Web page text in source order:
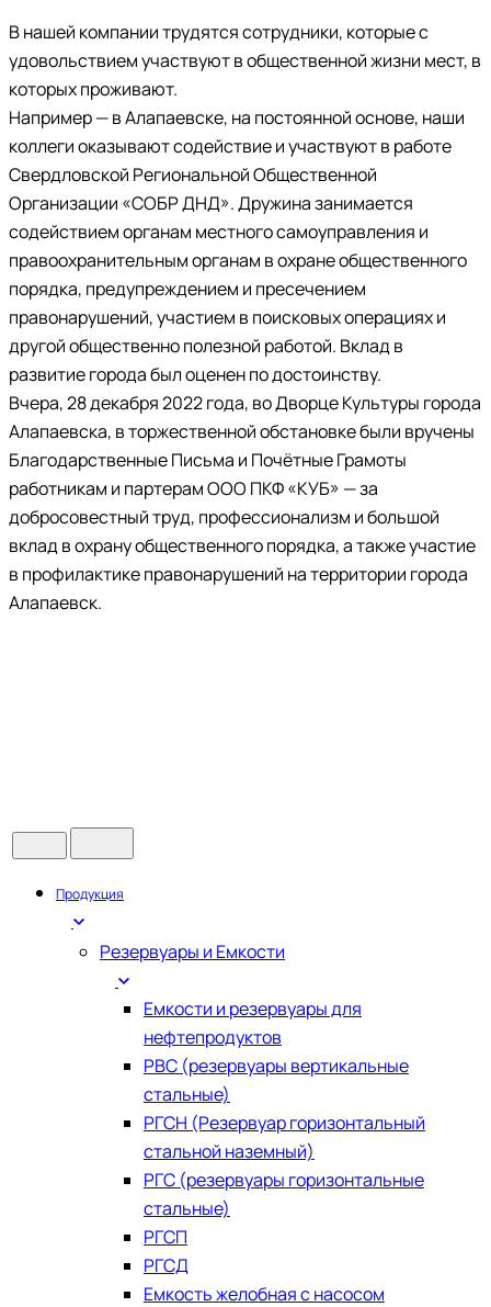
Продукция
Резервуары и Емкости
Емкости и резервуары для
нефтепродуктов
РВС (резервуары вертикальные
стальные)
РГСН (Резервуар горизонтальный
стальной наземный)
РГС (резервуары горизонтальные
стальные)
РГСП
РГСД
Емкость желобная с насосом
В нашей компании трудятся сотрудники, которые с
удовольствием участвуют в общественной жизни мест, в
которых проживают.
Например — в Алапаевске, на постоянной основе, наши
коллеги оказывают содействие и участвуют в работе
Свердловской Региональной Общественной
Организации «СОБР ДНД». Дружина занимается
содействием органам местного самоуправления и
правоохранительным органам в охране общественного
порядка, предупреждением и пресечением
правонарушений, участием в поисковых операциях и
другой общественно полезной работой. Вклад в
развитие города был оценен по достоинству.
Вчера, 28 декабря 2022 года, во Дворце Культуры города
Алапаевска, в торжественной обстановке были вручены
Благодарственные Письма и Почётные Грамоты
работникам и партерам ООО ПКФ «КУБ» — за
добросовестный труд, профессионализм и большой
вклад в охрану общественного порядка, а также участие
в профилактике правонарушений на территории города
Алапаевск.